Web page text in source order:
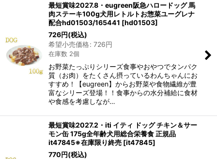
最短賞味2027.8・eugreen阪急ハロードッグ 馬
肉ステーキ100g犬用レトルトお惣菜ユーグレナ
配合hd01503/165441 [hd01503]
726円(税込)
希望小売価格: 726円
在庫数 2個
お野菜たっぷりシリーズ食事やおやつでタンパク
質（お肉）をたくさん摂っているわんちゃんにお
すすめ！【eugreen】からお野菜や食物繊維が豊
富なシリーズ登場！！食事からの水分補給に食材
や食感を考慮しなが…
最短賞味2027.2・iti イティ ドッグ チキン＆サー
モン缶 175g全年齢犬用総合栄養食 正規品
it47845※在庫限り終売 [it47845]
770円(税込)